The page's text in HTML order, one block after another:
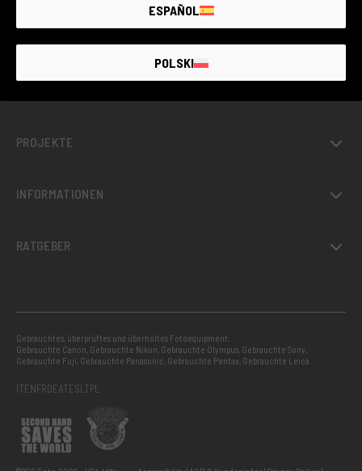
PROJEKTE
INFORMATIONEN
RATGEBER
Gebrauchtes, überprüftes und überholtes Fotoequipment:
Gebrauchte Canon, Gebrauchte Nikon, Gebrauchte Olympus, Gebrauchte Sony,
Gebrauchte Fuji, Gebrauchte Panasonic, Gebrauchte Pentax, Gebrauchte Leica
ITENFRDEATESLTPL
ESPAÑOL
POLSKI